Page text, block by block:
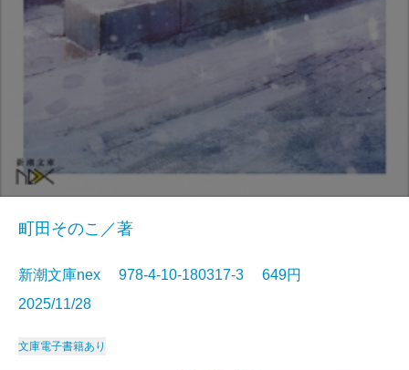
町田そのこ／著
新潮文庫nex 978-4-10-180317-3 649円
2025/11/28
文庫電子書籍あり